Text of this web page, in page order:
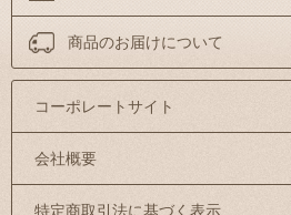
商品のお届けについて
コーポレートサイト
会社概要
特定商取引法に基づく表示